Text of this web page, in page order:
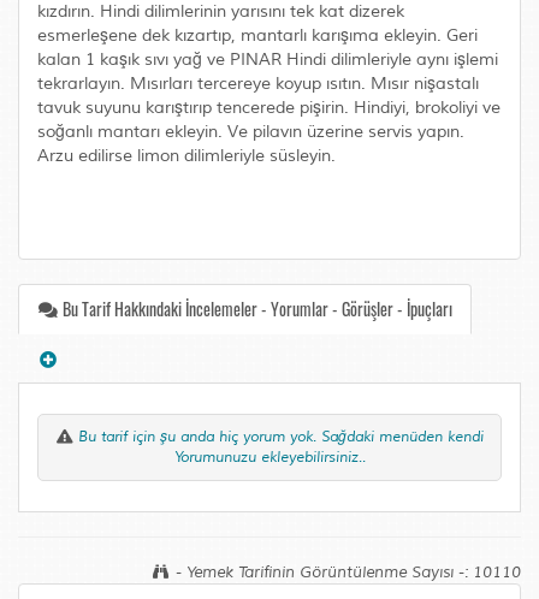
kızdırın. Hindi dilimlerinin yarısını tek kat dizerek
esmerleşene dek kızartıp, mantarlı karışıma ekleyin. Geri
kalan 1 kaşık sıvı yağ ve PINAR Hindi dilimleriyle aynı işlemi
tekrarlayın. Mısırları tercereye koyup ısıtın. Mısır nişastalı
tavuk suyunu karıştırıp tencerede pişirin. Hindiyi, brokoliyi ve
soğanlı mantarı ekleyin. Ve pilavın üzerine servis yapın.
Arzu edilirse limon dilimleriyle süsleyin.
Bu Tarif Hakkındaki İncelemeler - Yorumlar - Görüşler - İpuçları
Bu tarif için şu anda hiç yorum yok. Sağdaki menüden kendi
Yorumunuzu ekleyebilirsiniz..
- Yemek Tarifinin Görüntülenme Sayısı -: 10110